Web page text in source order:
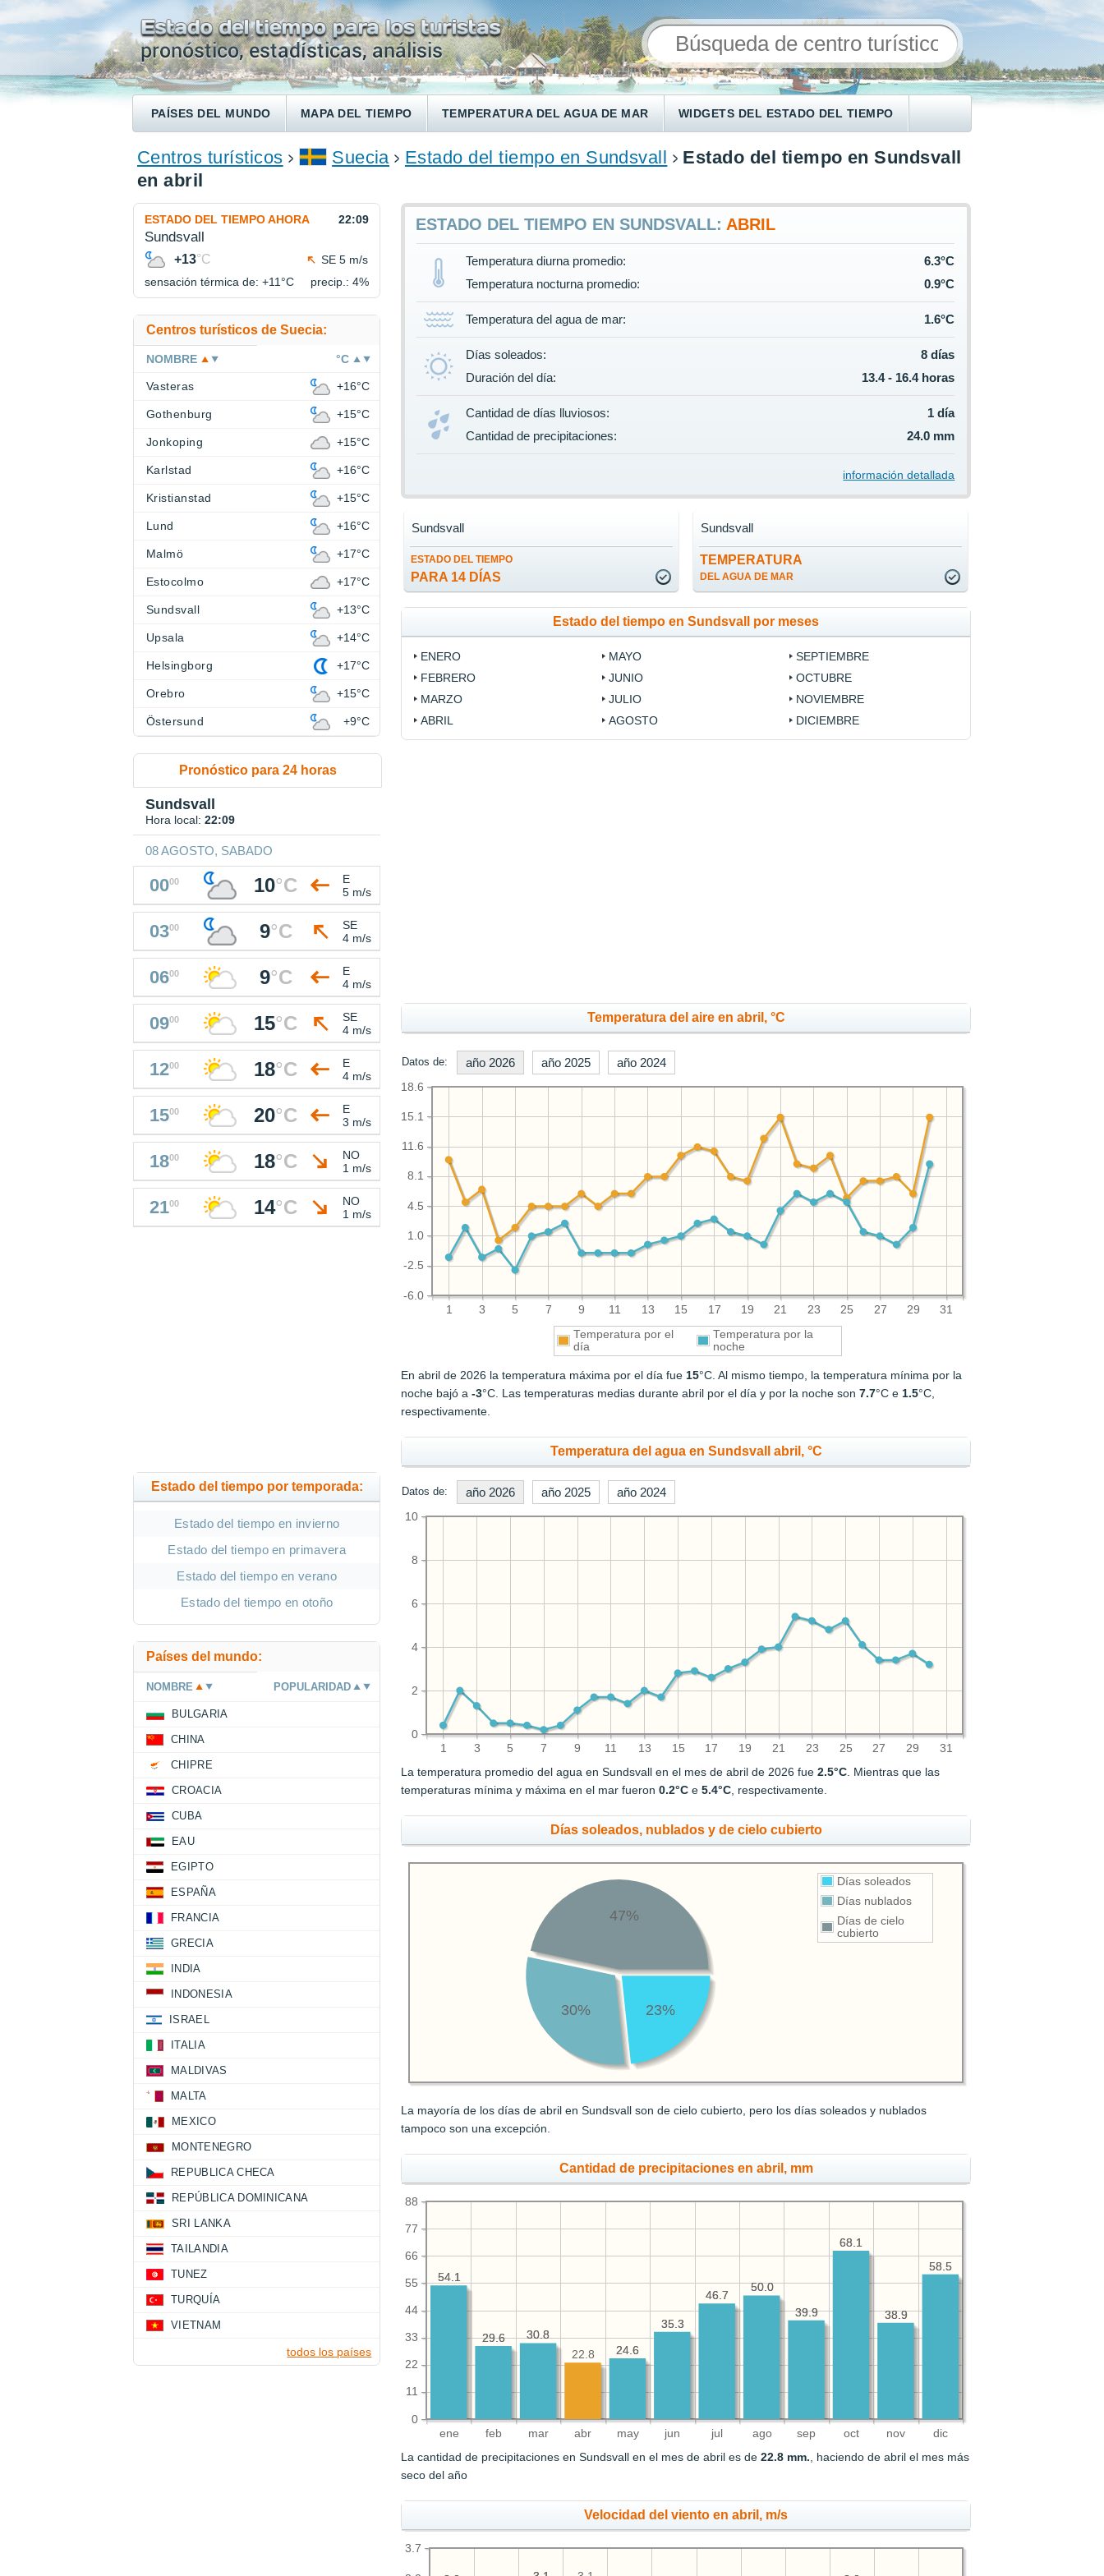
PAÍSES DEL MUNDO MAPA DEL TIEMPO TEMPERATURA DEL AGUA DE MAR WIDGETS DEL ESTADO DEL TIEMPO
ENCONTRAR UN HOTEL
Centros turísticos Suecia Estado del tiempo en Sundsvall
Estado del tiempo en Sundsvall
en abril
ESTADO DEL TIEMPO EN SUNDSVALL: ABRIL
Temperatura diurna promedio:
6.3°C
Temperatura nocturna promedio:
0.9°C
Temperatura del agua de mar: 1.6°C
Días soleados:
8 días
Duración del día:
13.4 - 16.4 horas
Cantidad de días lluviosos:
1 día
Cantidad de precipitaciones:
24.0 mm
información detallada
ESTADO DEL TIEMPO
PARA 14 DÍAS
Sundsvall
TEMPERATURA
DEL AGUA DE MAR
Sundsvall
Estado del tiempo en Sundsvall por meses
ENERO
FEBRERO
MARZO
ABRIL
MAYO
JUNIO
JULIO
AGOSTO
SEPTIEMBRE
OCTUBRE
NOVIEMBRE
DICIEMBRE
Temperatura del aire en abril, °C
Datos de: año 2026 año 2025 año 2024
1 3 5 7 9 11 13 15 17 19 21 23 25 27 29 31
-6.0
-2.5
1.0
4.5
8.1
11.6
15.1
18.6
Temperatura por el
día
Temperatura por la
noche
En abril de 2026 la temperatura máxima por el día fue 15°C. Al mismo tiempo, la temperatura mínima por la
noche bajó a-3°C. Las temperaturas medias durante abril por el día y por la noche son7.7°C e 1.5°C,
respectivamente.
Temperatura del agua en Sundsvall abril, °C
Datos de: año 2026 año 2025 año 2024
1 3 5 7 9 11 13 15 17 19 21 23 25 27 29 31
0
2
4
6
8
10
La temperatura promedio del agua en Sundsvall en el mes de abril de 2026 fue2.5°C . Mientras que las
temperaturas mínima y máxima en el mar fueron0.2°C e5.4°C , respectivamente.
Días soleados, nublados y de cielo cubierto
Días soleados
Días nublados
Días de cielo
cubierto
23%
30%
47%
La mayoría de los días de abril en Sundsvall son de cielo cubierto, pero los días soleados y nublados
tampoco son una excepción.
Cantidad de precipitaciones en abril, mm
ene feb mar abr may jun jul ago sep oct nov dic
0
11
22
33
44
55
66
77
88
58.5
38.9
68.1
39.9
50.0
46.7
35.3
24.6
30.8
29.6
54.1
58.5
38.9
68.1
39.9
50.0
46.7
35.3
24.6
22.8
30.8
29.6
54.1
La cantidad de precipitaciones en Sundsvall en el mes de abril es de22.8 mm. , haciendo de abril el mes más
seco del año
Velocidad del viento en abril, m/s
3.7
ESTADO DEL TIEMPO AHORA 22:09
Sundsvall
+13°C
SE 5 m/s
sensación térmica de: +11°C precip.: 4%
Centros turísticos de Suecia:
NOMBRE °C
Vasteras +16°C
Gothenburg +15°C
Jonkoping +15°C
Karlstad +16°C
Kristianstad +15°C
Lund +16°C
Malmö +17°C
Estocolmo +17°C
Sundsvall +13°C
Upsala +14°C
Helsingborg +17°C
Orebro +15°C
Östersund +9°C
Pronóstico para 24 horas
Sundsvall
Hora local: 22:09
08 AGOSTO, SABADO
0000 10°C
E
5 m/s
0300 9°C
SE
4 m/s
0600 9°C
E
4 m/s
0900 15°C
SE
4 m/s
1200 18°C
E
4 m/s
1500 20°C
E
3 m/s
1800 18°C
NO
1 m/s
2100 14°C
NO
1 m/s
Estado del tiempo por temporada:
Estado del tiempo en invierno
Estado del tiempo en primavera
Estado del tiempo en verano
Estado del tiempo en otoño
Países del mundo:
NOMBRE POPULARIDAD
BULGARIA
CHINA
CHIPRE
CROACIA
CUBA
EAU
EGIPTO
ESPAÑA
FRANCIA
GRECIA
INDIA
INDONESIA
ISRAEL
ITALIA
MALDIVAS
MALTA
MEXICO
MONTENEGRO
REPUBLICA CHECA
REPÚBLICA DOMINICANA
SRI LANKA
TAILANDIA
TUNEZ
TURQUÍA
VIETNAM
todos los países